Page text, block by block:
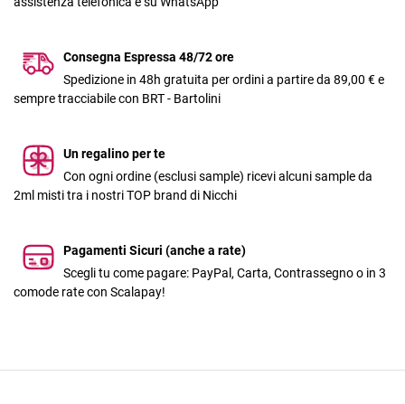
Consegna Espressa 48/72 ore
Spedizione in 48h gratuita per ordini a partire da 89,00 € e
sempre tracciabile con BRT - Bartolini
Un regalino per te
Con ogni ordine (esclusi sample) ricevi alcuni sample da
2ml misti tra i nostri TOP brand di Nicchi
Pagamenti Sicuri (anche a rate)
Scegli tu come pagare: PayPal, Carta, Contrassegno o in 3
comode rate con Scalapay!